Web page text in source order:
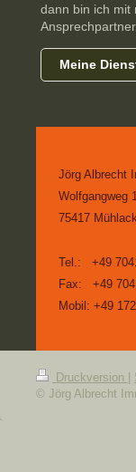
dann bin ich mit
Meine
Jörg Albrecht
Wolfgangweg
75417
Tel.: +49
Fax: +49
Mobil: +49
Druckversion |
© Jörg Albrecht